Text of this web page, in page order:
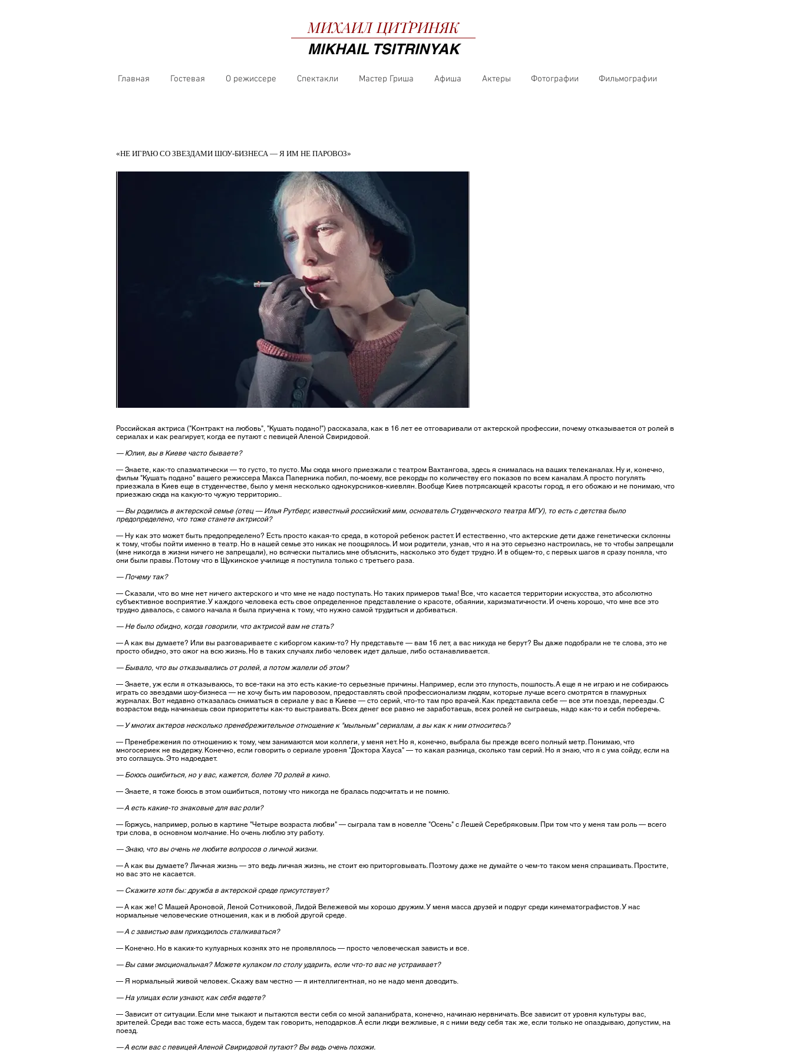
МИХАИЛ ЦИТРИНЯК
MIKHAIL TSITRINYAK
Главная Гостевая О режиссере Спектакли Мастер Гриша Афиша Актеры Фотографии Фильмографии
«НЕ ИГРАЮ СО ЗВЕЗДАМИ ШОУ-БИЗНЕСА — Я ИМ НЕ ПАРОВОЗ»
Российская актриса ("Контракт на любовь", "Кушать подано!") рассказала, как в 16 лет ее отговаривали от актерской профессии, почему отказывается от ролей в
сериалах и как реагирует, когда ее путают с певицей Аленой Свиридовой.
— Юлия, вы в Киеве часто бываете?
— Знаете, как-то спазматически — то густо, то пусто. Мы сюда много приезжали с театром Вахтангова, здесь я снималась на ваших телеканалах. Ну и, конечно,
фильм "Кушать подано" вашего режиссера Макса Паперника побил, по-моему, все рекорды по количеству его показов по всем каналам. А просто погулять
приезжала в Киев еще в студенчестве, было у меня несколько однокурсников-киевлян. Вообще Киев потрясающей красоты город, я его обожаю и не понимаю, что
приезжаю сюда на какую-то чужую территорию..
— Вы родились в актерской семье (отец — Илья Рутберг, известный российский мим, основатель Студенческого театра МГУ), то есть с детства было
предопределено, что тоже станете актрисой?
— Ну как это может быть предопределено? Есть просто какая-то среда, в которой ребенок растет. И естественно, что актерские дети даже генетически склонны
к тому, чтобы пойти именно в театр. Но в нашей семье это никак не поощрялось. И мои родители, узнав, что я на это серьезно настроилась, не то чтобы запрещали
(мне никогда в жизни ничего не запрещали), но всячески пытались мне объяснить, насколько это будет трудно. И в общем-то, с первых шагов я сразу поняла, что
они были правы. Потому что в Щукинское училище я поступила только с третьего раза.
— Почему так?
— Сказали, что во мне нет ничего актерского и что мне не надо поступать. Но таких примеров тьма! Все, что касается территории искусства, это абсолютно
субъективное восприятие. У каждого человека есть свое определенное представление о красоте, обаянии, харизматичности. И очень хорошо, что мне все это
трудно давалось, с самого начала я была приучена к тому, что нужно самой трудиться и добиваться.
— Не было обидно, когда говорили, что актрисой вам не стать?
— А как вы думаете? Или вы разговариваете с киборгом каким-то? Ну представьте — вам 16 лет, а вас никуда не берут? Вы даже подобрали не те слова, это не
просто обидно, это ожог на всю жизнь. Но в таких случаях либо человек идет дальше, либо останавливается.
— Бывало, что вы отказывались от ролей, а потом жалели об этом?
— Знаете, уж если я отказываюсь, то все-таки на это есть какие-то серьезные причины. Например, если это глупость, пошлость. А еще я не играю и не собираюсь
играть со звездами шоу-бизнеса — не хочу быть им паровозом, предоставлять свой профессионализм людям, которые лучше всего смотрятся в гламурных
журналах. Вот недавно отказалась сниматься в сериале у вас в Киеве — сто серий, что-то там про врачей. Как представила себе — все эти поезда, переезды. С
возрастом ведь начинаешь свои приоритеты как-то выстраивать. Всех денег все равно не заработаешь, всех ролей не сыграешь, надо как-то и себя поберечь.
— У многих актеров несколько пренебрежительное отношение к "мыльным" сериалам, а вы как к ним относитесь?
— Пренебрежения по отношению к тому, чем занимаются мои коллеги, у меня нет. Но я, конечно, выбрала бы прежде всего полный метр. Понимаю, что
многосериек не выдержу. Конечно, если говорить о сериале уровня "Доктора Хауса" — то какая разница, сколько там серий. Но я знаю, что я с ума сойду, если на
это соглашусь. Это надоедает.
— Боюсь ошибиться, но у вас, кажется, более 70 ролей в кино.
— Знаете, я тоже боюсь в этом ошибиться, потому что никогда не бралась подсчитать и не помню.
— А есть какие-то знаковые для вас роли?
— Горжусь, например, ролью в картине "Четыре возраста любви" — сыграла там в новелле "Осень" с Лешей Серебряковым. При том что у меня там роль — всего
три слова, в основном молчание. Но очень люблю эту работу.
— Знаю, что вы очень не любите вопросов о личной жизни.
— А как вы думаете? Личная жизнь — это ведь личная жизнь, не стоит ею приторговывать. Поэтому даже не думайте о чем-то таком меня спрашивать. Простите,
но вас это не касается.
— Скажите хотя бы: дружба в актерской среде присутствует?
— А как же! С Машей Ароновой, Леной Сотниковой, Лидой Вележевой мы хорошо дружим. У меня масса друзей и подруг среди кинематографистов. У нас
нормальные человеческие отношения, как и в любой другой среде.
— А с завистью вам приходилось сталкиваться?
— Конечно. Но в каких-то кулуарных кознях это не проявлялось — просто человеческая зависть и все.
— Вы сами эмоциональная? Можете кулаком по столу ударить, если что-то вас не устраивает?
— Я нормальный живой человек. Скажу вам честно — я интеллигентная, но не надо меня доводить.
— На улицах если узнают, как себя ведете?
— Зависит от ситуации. Если мне тыкают и пытаются вести себя со мной запанибрата, конечно, начинаю нервничать. Все зависит от уровня культуры вас,
зрителей. Среди вас тоже есть масса, будем так говорить, неподарков. А если люди вежливые, я с ними веду себя так же, если только не опаздываю, допустим, на
поезд.
— А если вас с певицей Аленой Свиридовой путают? Вы ведь очень похожи.